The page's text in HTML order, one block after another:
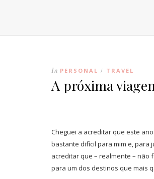
In PERSONAL / TRAVEL
A próxima
Cheguei a acreditar que este
bastante difícil para mim e, para
acreditar que – realmente – não
para um dos destinos que mais